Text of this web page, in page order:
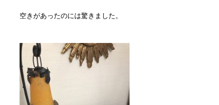
空きがあったのには驚きました。